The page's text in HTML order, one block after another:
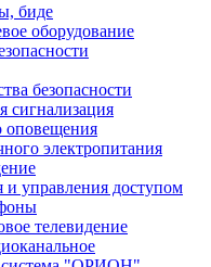
биде
оборудование
безопасности
сигнализация
оповещения
электропитания
и управления доступом
телевидение